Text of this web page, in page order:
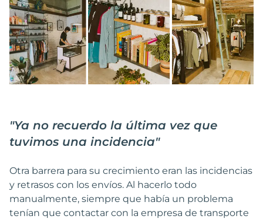
"Ya no recuerdo la última vez que
tuvimos una incidencia"
Otra barrera para su crecimiento eran las incidencias
y retrasos con los envíos. Al hacerlo todo
manualmente, siempre que había un problema
tenían que contactar con la empresa de transporte